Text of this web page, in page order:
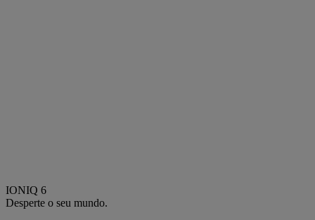
IONIQ 6
Desperte o seu mundo.